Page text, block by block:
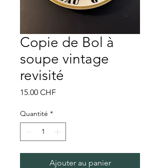
Copie de Bol à
soupe vintage
revisité
15.00 CHFPrix
Quantité *
Ajouter au panier